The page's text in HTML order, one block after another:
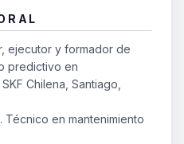
ejecutor y formador de
predictivo en
Chilena, Santiago,
Técnico en mantenimiento